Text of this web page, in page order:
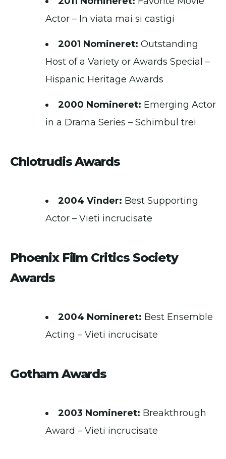
Actor – In viata mai si castigi
2001 Nomineret: Outstanding
Host of a Variety or Awards Special –
Hispanic Heritage Awards
2000 Nomineret: Emerging Actor
in a Drama Series – Schimbul trei
Chlotrudis Awards
2004 Vinder: Best Supporting
Actor – Vieti incrucisate
Phoenix Film Critics Society
Awards
2004 Nomineret: Best Ensemble
Acting – Vieti incrucisate
Gotham Awards
2003 Nomineret: Breakthrough
Award – Vieti incrucisate